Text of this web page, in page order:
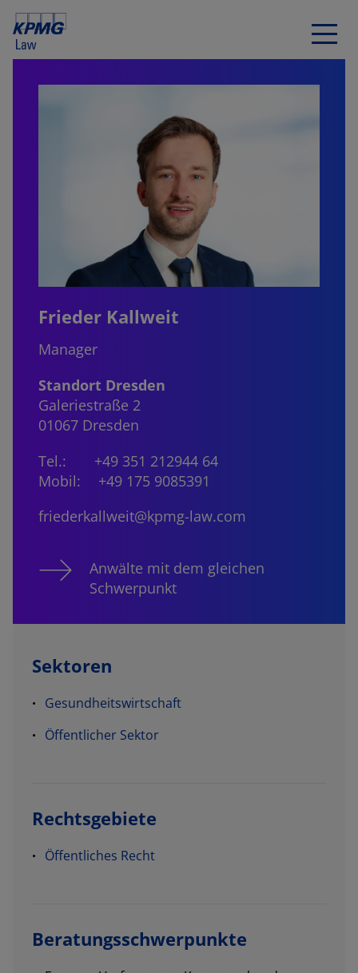
Frieder Kallweit
Manager
Standort Dresden
Galeriestraße 2
01067 Dresden
Tel.:
+49 351 212944 64
Mobil:
+49 175 9085391
friederkallweit@kpmg-law.com
Anwälte mit dem gleichen
Schwerpunkt
Sektoren
Gesundheitswirtschaft
Öffentlicher Sektor
Rechtsgebiete
Öffentliches Recht
Beratungsschwerpunkte